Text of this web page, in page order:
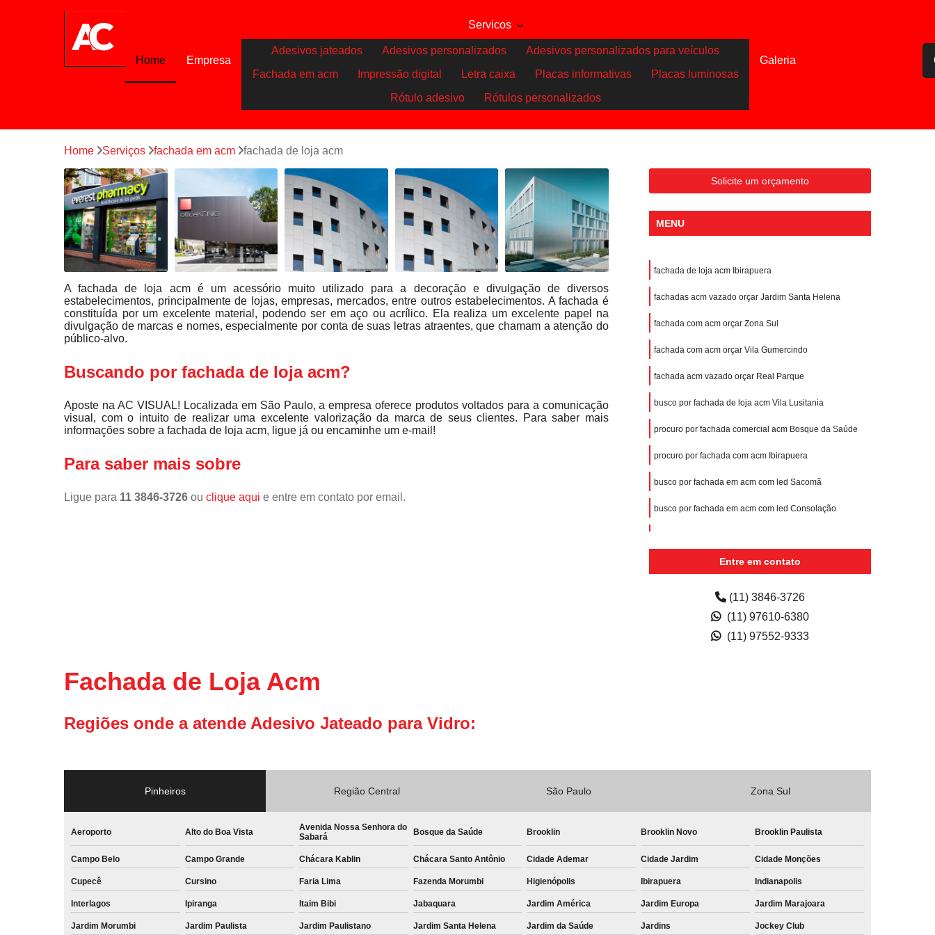
Home Empresa
Servicos
Adesivos jateados Adesivos personalizados
Adesivos personalizados para veículos
Fachada em acm
Impressão digital Letra caixa Placas informativas
Placas luminosas
Rótulo adesivo
Rótulos personalizados
Galeria
Home Serviços fachada em acm fachada de loja acm
A fachada de loja acm é um acessório muito utilizado para a decoração e divulgação de diversos
estabelecimentos, principalmente de lojas, empresas, mercados, entre outros estabelecimentos. A fachada é
constituída por um excelente material, podendo ser em aço ou acrílico. Ela realiza um excelente papel na
divulgação de marcas e nomes, especialmente por conta de suas letras atraentes, que chamam a atenção do
público-alvo.
Buscando por fachada de loja acm?
Aposte na AC VISUAL! Localizada em São Paulo, a empresa oferece produtos voltados para a comunicação
visual, com o intuito de realizar uma excelente valorização da marca de seus clientes. Para saber mais
informações sobre a fachada de loja acm, ligue já ou encaminhe um e-mail!
Para saber mais sobre
Ligue para 11 3846-3726 ou clique aqui e entre em contato por email.
Solicite um orçamento
MENU
fachada de loja acm Ibirapuera
fachadas acm vazado orçar Jardim Santa Helena
fachada com acm orçar Zona Sul
fachada com acm orçar Vila Gumercindo
fachada acm vazado orçar Real Parque
busco por fachada de loja acm Vila Lusitania
procuro por fachada comercial acm Bosque da Saúde
procuro por fachada com acm Ibirapuera
busco por fachada em acm com led Sacomã
busco por fachada em acm com led Consolação
busco por fachada com acm Vila Clementino
procuro por fachada acm Cidade Ademar
busco por fachada comercial acm Bixiga
busco por acm fachada Bosque da Saúde
fachada acm vazado Brooklin Novo
busco por fachada comercial acm Vila Clementina
fachada de loja acm Brooklin Novo
Entre em contato
(11) 3846-3726
(11) 97610-6380
(11) 97552-9333
Fachada de Loja Acm
Regiões onde a atende Adesivo Jateado para Vidro:
Pinheiros Região Central São Paulo Zona Sul
Aeroporto Alto do Boa Vista
Avenida Nossa Senhora do
Sabará
Bosque da Saúde Brooklin Brooklin Novo Brooklin Paulista
Campo Belo Campo Grande Chácara Kablin Chácara Santo Antônio Cidade Ademar Cidade Jardim Cidade Monções
Cupecê Cursino Faria Lima Fazenda Morumbi Higienópolis Ibirapuera Indianapolis
Interlagos Ipiranga Itaim Bibi Jabaquara Jardim América Jardim Europa Jardim Marajoara
Jardim Morumbi Jardim Paulista Jardim Paulistano Jardim Santa Helena Jardim da Saúde Jardins Jockey Club